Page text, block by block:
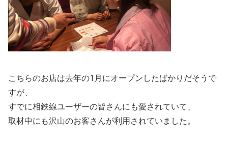
こちらのお店は去年の1月にオープンしたばかりだそうで
すが、
すでに相鉄線ユーザーの皆さんにも愛されていて、
取材中にも沢山のお客さんが利用されていました。